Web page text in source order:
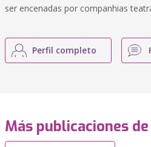
ser encenadas por companhias
Perfil completo
Más publicaciones